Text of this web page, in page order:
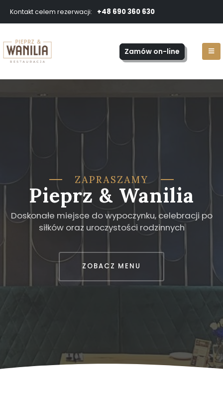
Kontakt celem rezerwacji: +48 690 360 630
Zamów on-line
ZAPRASZAMY
Pieprz & Wanilia
Doskonałe miejsce dowypoczynku, celebracji po
siłków oraz uroczystości rodzinnych
ZOBACZ MENU